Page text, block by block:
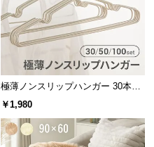
極薄ノンスリップハンガー 30本セ
ット
￥1,980